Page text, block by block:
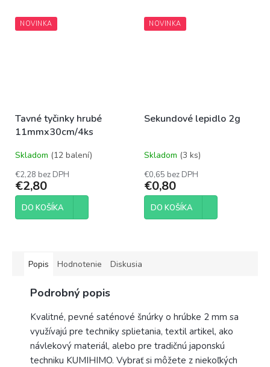
NOVINKA
Tavné tyčinky hrubé
11mmx30cm/4ks
Skladom (12 balení)
€2,28 bez DPH
€2,80
DO KOŠÍKA
NOVINKA
Sekundové lepidlo 2g
Skladom (3 ks)
€0,65 bez DPH
€0,80
DO KOŠÍKA
Popis Hodnotenie Diskusia
Podrobný popis
Kvalitné, pevné saténové šnúrky o hrúbke 2 mm sa
využívajú pre techniky splietania, textil artikel, ako
návlekový materiál, alebo pre tradičnú japonskú
techniku KUMIHIMO. Vybrať si môžete z niekoľkých